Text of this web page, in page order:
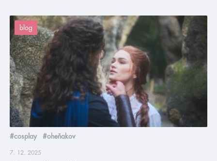
blog
#cosplay #oheňakov
7. 12. 2025